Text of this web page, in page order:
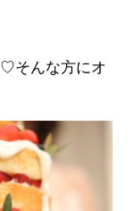
そんな方にオ